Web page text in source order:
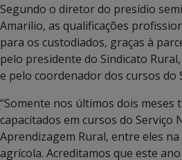
Segundo o diretor do presídio
Amarilio, as qualificações
para os custodiados, graças à
pelo presidente do Sindicato
e pelo coordenador dos cursos do
“Somente nos últimos dois meses
capacitados em cursos do Serviço
Aprendizagem Rural, entre eles na
agrícola. Acreditamos que este